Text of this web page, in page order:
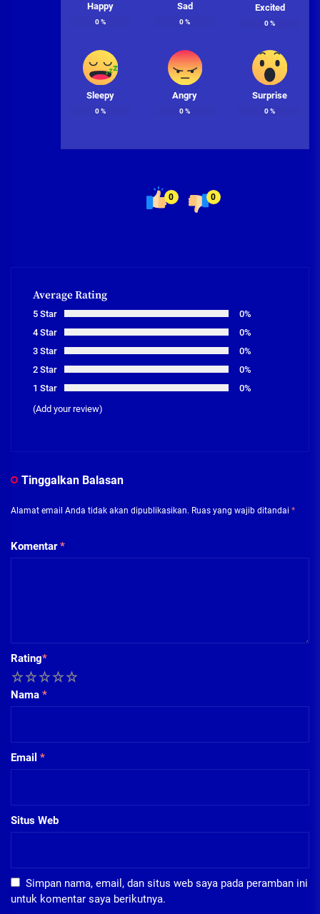
Happy
0%
Sad
0%
Excited
0%
Sleepy
0%
Angry
0%
Surprise
0%
0 0
Average Rating
5 Star
0%
4 Star
0%
3 Star
0%
2 Star
0%
1 Star
0%
(Add your review)
Tinggalkan Balasan
Alamat email Anda tidak akan dipublikasikan. Ruas yang wajib ditandai *
Komentar*
Rating*
5
4
3
2
Nama *
Email *
Situs Web
Simpan nama, email, dan situs web saya pada peramban ini
untuk komentar saya berikutnya.